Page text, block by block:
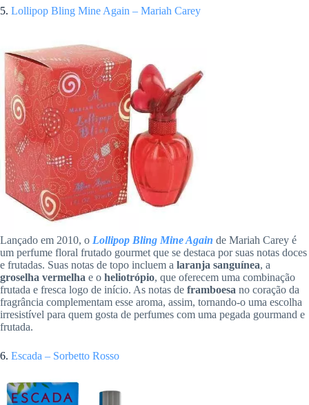
5. Lollipop Bling Mine Again – Mariah Carey
Lançado em 2010, o Lollipop Bling Mine Again de Mariah Carey é
um perfume floral frutado gourmet que se destaca por suas notas doces
e frutadas. Suas notas de topo incluem a laranja sanguínea, a
groselha vermelha e o heliotrópio, que oferecem uma combinação
frutada e fresca logo de início. As notas de framboesa no coração da
fragrância complementam esse aroma, assim, tornando-o uma escolha
irresistível para quem gosta de perfumes com uma pegada gourmand e
frutada.
6. Escada – Sorbetto Rosso